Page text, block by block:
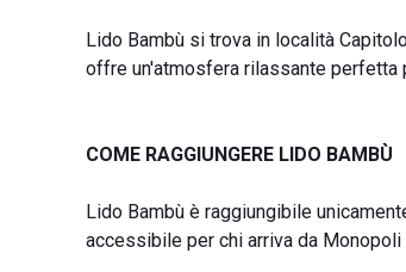
Lido Bambù si trova in località
offre un'atmosfera rilassante perfetta
COME RAGGIUNGERE LIDO BAMBÙ
Lido Bambù è raggiungibile
accessibile per chi arriva da